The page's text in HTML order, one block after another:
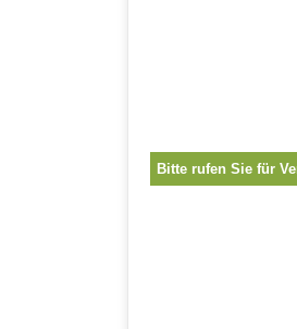
Bitte rufen Sie für